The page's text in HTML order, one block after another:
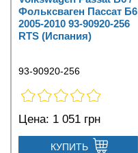
Фольксваген Пассат Б6
2005-2010 93-90920-256
RTS (Испания)
93-90920-256
Цена: 1 051 грн
КУПИТЬ